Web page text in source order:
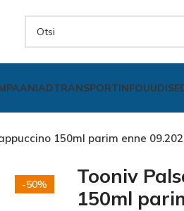
TRANSPORTINFO
150ml parim enne
-50%
Tooniv
150ml